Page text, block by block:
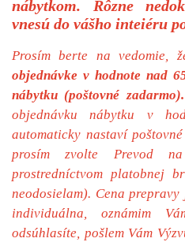
nábytkom. Rôzne
vnesú do vášho inteiéru
Prosím berte na vedomie,
objednávke v hodnote nad
nábytku (poštovné zadarmo).
objednávku nábytku v
automaticky nastaví
prosím zvolte Prevod
prostredníctvom platobnej
neodosielam). Cena
individuálna, oznámim
odsúhlasíte, pošlem Vám